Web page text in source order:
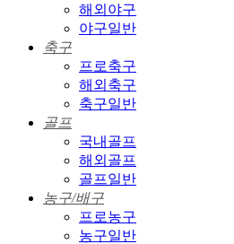
해외야구
야구일반
축구
프로축구
해외축구
축구일반
골프
국내골프
해외골프
골프일반
농구/배구
프로농구
농구일반